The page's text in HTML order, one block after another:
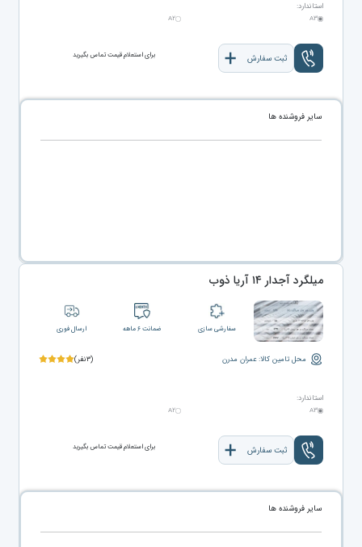
استاندارد:
A۳ A۲
ثبت سفارش برای استعلام قیمت تماس بگیرید
سایر فروشنده ها
میلگرد آجدار ۱۴ آریا ذوب
سفارشی سازی ضمانت ۶ ماهه ارسال فوری
محل تامین کالا: عمران مدرن (۳نفر)
استاندارد:
A۳ A۲
ثبت سفارش برای استعلام قیمت تماس بگیرید
سایر فروشنده ها